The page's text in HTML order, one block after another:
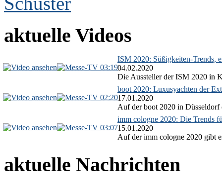
aktuelle Videos
03:19
ISM 2020: Süßigkeiten-Trends,
04.02.2020
Die Aussteller der ISM 2020 in
02:20
boot 2020: Luxusyachten der
17.01.2020
Auf der boot 2020 in Düsseldorf
03:07
imm cologne 2020: Die Trends
15.01.2020
Auf der imm cologne 2020 gibt
aktuelle Nachrichten